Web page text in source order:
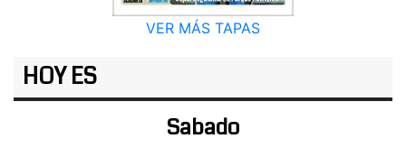
VER MÁS TAPAS
HOY ES
Sabado